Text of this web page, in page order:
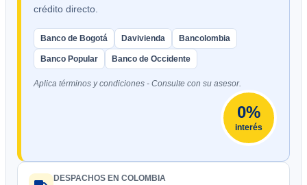
crédito directo.
Banco de Bogotá Davivienda Bancolombia
Banco Popular Banco de Occidente
Aplica términos y condiciones - Consulte con su asesor.
0%
interés
DESPACHOS EN COLOMBIA